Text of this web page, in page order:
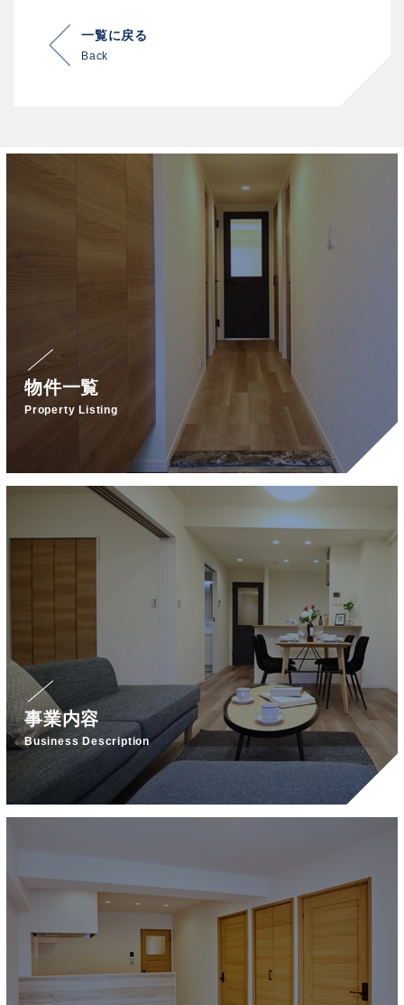
一覧に戻る
Back
物件一覧
Property Listing
事業内容
Business Description